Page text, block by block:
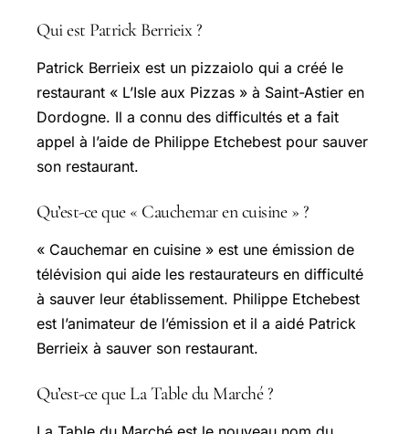
Qui est Patrick Berrieix ?
Patrick Berrieix est un pizzaiolo qui a créé le
restaurant « L’Isle aux Pizzas » à Saint-Astier en
Dordogne. Il a connu des difficultés et a fait
appel à l’aide de Philippe Etchebest pour sauver
son restaurant.
Qu’est-ce que « Cauchemar en cuisine » ?
« Cauchemar en cuisine » est une émission de
télévision qui aide les restaurateurs en difficulté
à sauver leur établissement. Philippe Etchebest
est l’animateur de l’émission et il a aidé Patrick
Berrieix à sauver son restaurant.
Qu’est-ce que La Table du Marché ?